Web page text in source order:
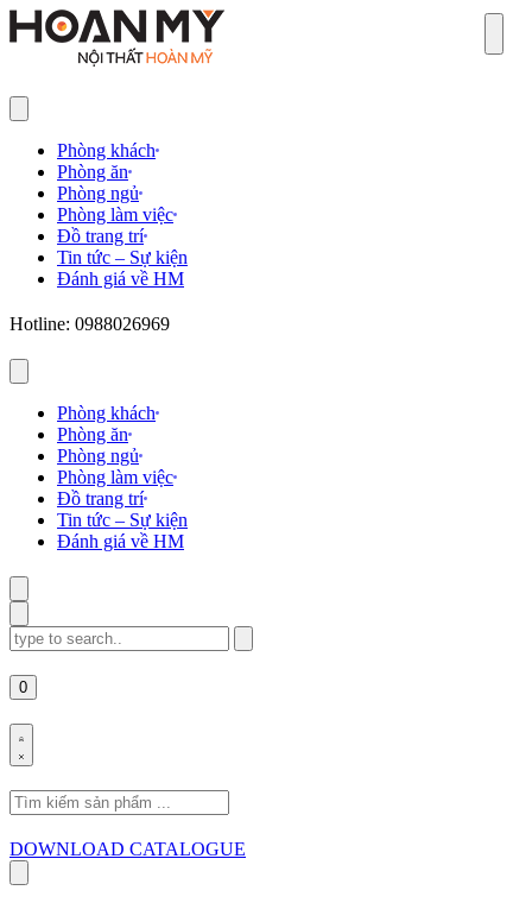
Phòng khách
Phòng ăn
Phòng ngủ
Phòng làm việc
Đồ trang trí
Tin tức – Sự kiện
Đánh giá về HM
Hotline: 0988026969
Phòng khách
Phòng ăn
Phòng ngủ
Phòng làm việc
Đồ trang trí
Tin tức – Sự kiện
Đánh giá về HM
Search
for:
0
Search
for:
DOWNLOAD CATALOGUE